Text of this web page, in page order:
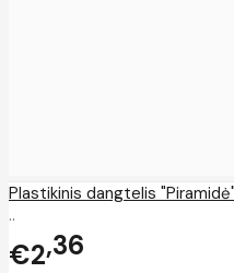
Plastikinis dangtelis
..
€2 36